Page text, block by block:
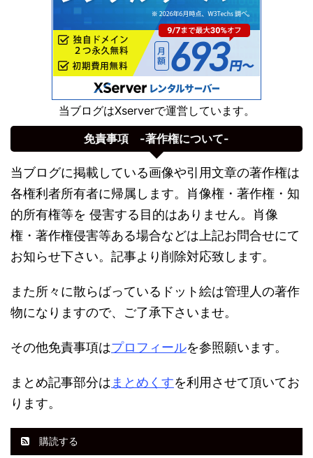
当ブログはXserverで運営しています。
免責事項 -著作権について-
当ブログに掲載している画像や引用文章の著作権は
各権利者所有者に帰属します。肖像権・著作権・知
的所有権等を 侵害する目的はありません。肖像
権・著作権侵害等ある場合などは上記お問合せにて
お知らせ下さい。記事より削除対応致します。
また所々に散らばっているドット絵は管理人の著作
物になりますので、ご了承下さいませ。
その他免責事項はプロフィールを参照願います。
まとめ記事部分はまとめくすを利用させて頂いてお
ります。
購読する